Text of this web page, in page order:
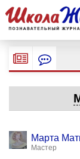
Марта
Мастер